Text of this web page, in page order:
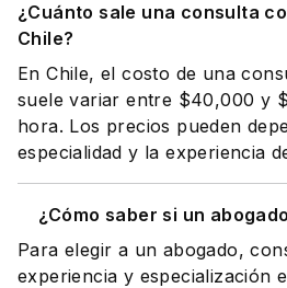
¿Cuánto sale una consulta
Chile?
En Chile, el costo de una
suele variar entre $40,000 y
hora. Los precios pueden
especialidad y la experiencia
¿Cómo saber si un
Para elegir a un abogado,
experiencia y especialización